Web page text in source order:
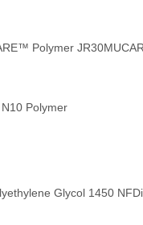
Polymer JR30M
Polymer
Glycol 1450 NF